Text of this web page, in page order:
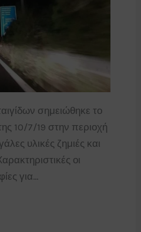
σημειώθηκε το
10/7/19 στην περιοχή
υλικές ζημιές και
οι
για…